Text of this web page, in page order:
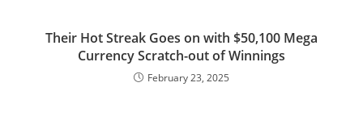
Their Hot Streak Goes on with $50,100 Mega
Currency Scratch-out of Winnings
February 23, 2025